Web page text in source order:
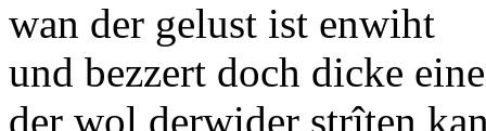
wan der gelust ist enwiht
und bezzert doch dicke
der wol derwider strîten